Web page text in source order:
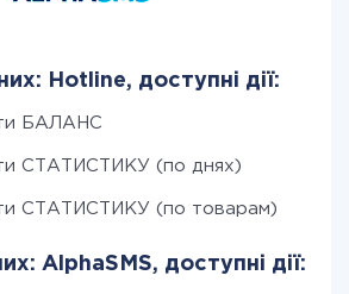
Hotline, доступні дії:
БАЛАНС
СТАТИСТИКУ (по днях)
СТАТИСТИКУ (по товарам)
AlphaSMS, доступні дії: